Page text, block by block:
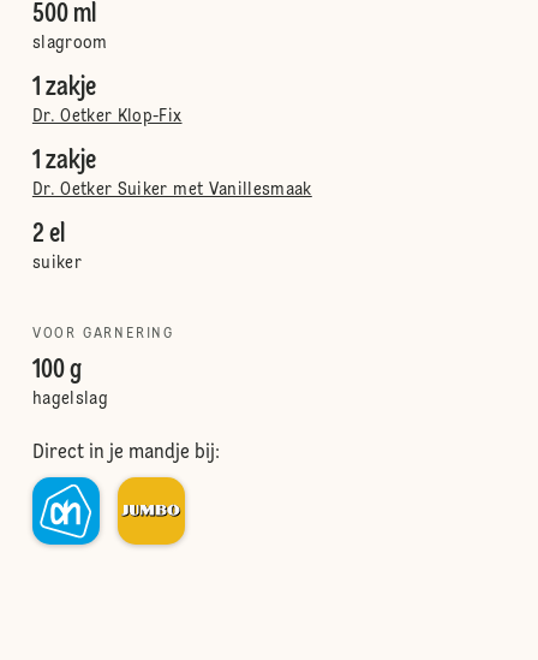
500 ml
slagroom
1 zakje
Dr. Oetker Klop-Fix
1 zakje
Dr. Oetker Suiker met Vanillesmaak
2 el
suiker
VOOR GARNERING
100 g
hagelslag
Direct in je mandje bij: